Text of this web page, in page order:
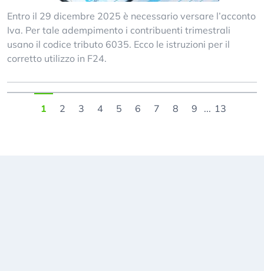
Entro il 29 dicembre 2025 è necessario versare l’acconto
Iva. Per tale adempimento i contribuenti trimestrali
usano il codice tributo 6035. Ecco le istruzioni per il
corretto utilizzo in F24.
1 2 3 4 5 6 7 8 9 ... 13